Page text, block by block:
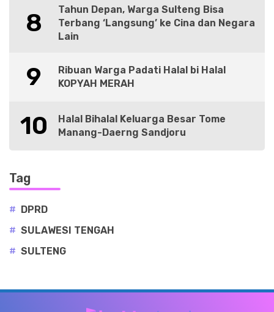
8
Tahun Depan, Warga Sulteng Bisa
Terbang ‘Langsung’ ke Cina dan Negara
Lain
9
Ribuan Warga Padati Halal bi Halal
KOPYAH MERAH
10
Halal Bihalal Keluarga Besar Tome
Manang-Daerng Sandjoru
Tag
# DPRD
# SULAWESI TENGAH
# SULTENG